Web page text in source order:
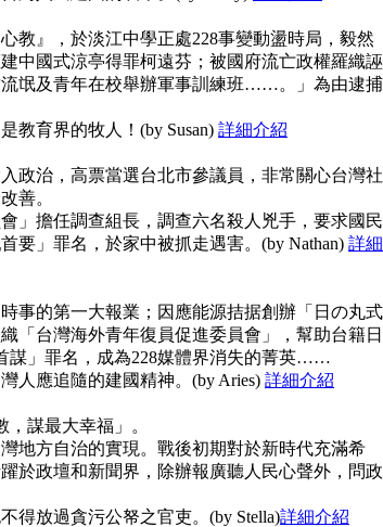
教』，於淡江中學正處228事變動盪時局，毅然
中國式涼亭得罪柯遠芬；被國府流亡政權羅織誣
氓及青年在校舉辦軍事訓練班……。」為由逮捕
教育界的牧人！(by Susan) 詳細介紹
政治，高票當選台北市參議員，非常關心台灣社
善。
」擔任調查組長，調查六名殺人兇手，要求國民
要」罪名，於家中被抓走遇害。(by Nathan) 詳細
事的第一大報業；因應能源拮据創辦「日の丸式
「台灣海外青年復員促進委員會」，幫助台籍日
謀」罪名，成為228媒體界消失的菁英……
人應追隨的建國精神。(by Aries) 詳細介紹
謀最大幸福」。
地方自治的實現。戰後初期對於新時代充滿希
於政壇和新聞界，除辦報廣聽人民心聲外，問政
得放過貪污公帑之官吏。(by Stella)詳細介紹